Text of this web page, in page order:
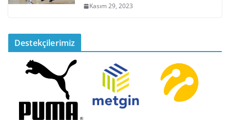
Kasım 29, 2023
Destekçilerimiz